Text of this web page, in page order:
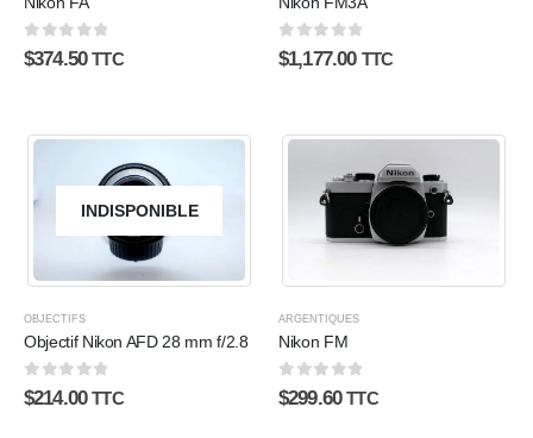
0sur 5
$374.50 TTC 0sur 5
$1,177.00 TTC
INDISPONIBLE
OBJECTIFS
Objectif Nikon AFD 28 mm f/2.8
0sur 5
$214.00 TTC
ARGENTIQUES
Nikon FM
0sur 5
$299.60 TTC